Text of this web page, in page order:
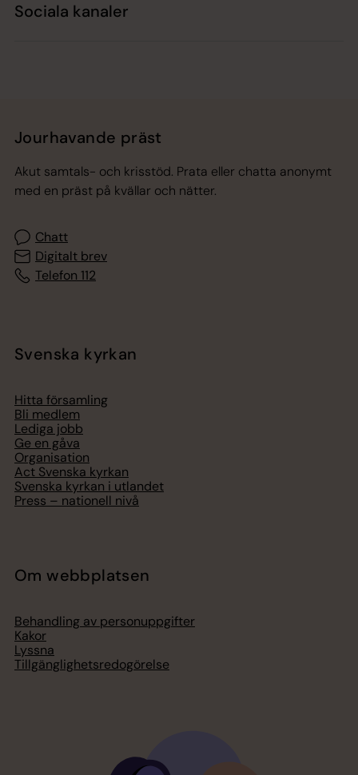
Sociala kanaler
Jourhavande präst
Akut samtals- och krisstöd. Prata eller chatta anonymt
med en präst på kvällar och nätter.
Chatt
Digitalt brev
Telefon 112
Svenska kyrkan
Hitta församling
Bli medlem
Lediga jobb
Ge en gåva
Organisation
Act Svenska kyrkan
Svenska kyrkan i utlandet
Press – nationell nivå
Om webbplatsen
Behandling av personuppgifter
Kakor
Lyssna
Tillgänglighetsredogörelse